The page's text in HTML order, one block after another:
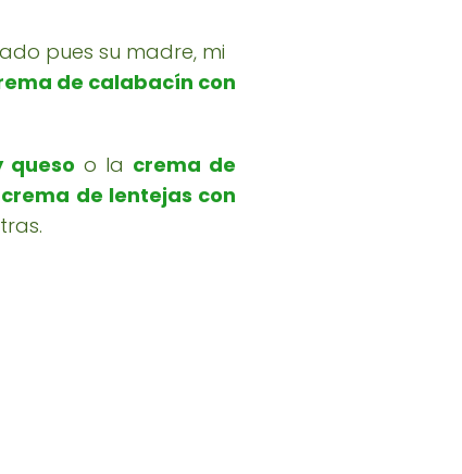
pues su madre, mi
de calabacín con
queso o la crema de
crema de lentejas con